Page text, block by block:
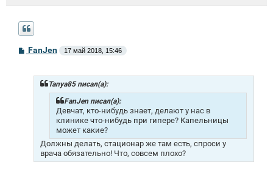
СFanJen 17 май 2018, 15:46
Tanya85 писал(а):
FanJen писал(а):
Девчат, кто-нибудь знает, делают у нас в
клинике что-нибудь при гипере? Капельницы
может какие?
Должны делать, стационар же там есть, спроси у
врача обязательно! Что, совсем плохо?